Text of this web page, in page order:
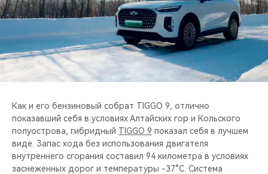
НАШИ МЕРОПРИЯТИЯ
ВИДЕООБЗОРЫ
CHERY ДЛЯ ДЕТЕЙ
Как и его бензиновый собрат TIGGO 9, отлично
показавший себя в условиях Алтайских гор и Кольского
полуострова, гибридный TIGGO 9 показал себя в лучшем
виде. Запас хода без использования двигателя
внутреннего сгорания составил 94 километра в условиях
заснеженных дорог и температуры -37°C. Система